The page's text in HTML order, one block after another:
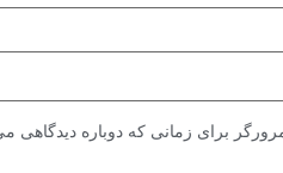
برای زمانی که دوباره دیدگاهی